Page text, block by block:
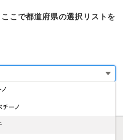
こで都道府県の選択リストを